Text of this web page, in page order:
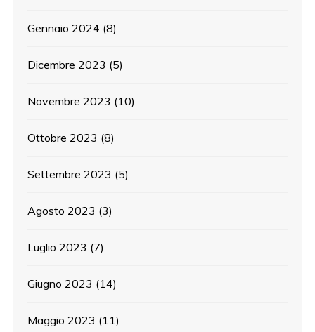
Gennaio 2024 (8)
Dicembre 2023 (5)
Novembre 2023 (10)
Ottobre 2023 (8)
Settembre 2023 (5)
Agosto 2023 (3)
Luglio 2023 (7)
Giugno 2023 (14)
Maggio 2023 (11)